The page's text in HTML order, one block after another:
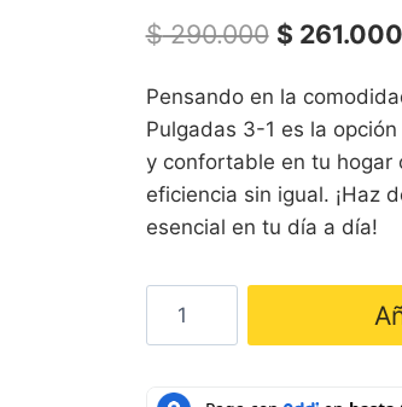
$290.000 El
original
era:
$
$ 261.000
Pensando en la
Pulgadas 3-1 es la
y confortable en tu hogar
eficiencia sin igual. ¡Haz
esencial en tu día a día!
CLM